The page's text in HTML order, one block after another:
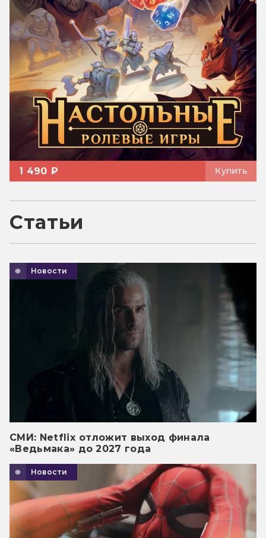
1 490 ₽ Купить
Статьи
Новости
СМИ: Netflix отложит выход финала
«Ведьмака» до 2027 года
Новости